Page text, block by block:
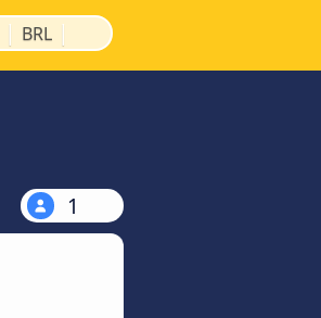
| BRL |
1